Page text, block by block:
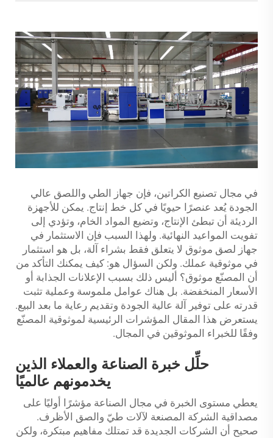
في مجال تصنيع الكراتين، فإن جهاز الطي واللصق عالي
الجودة يُعد عنصرًا حيويًا في كل خط إنتاج. يمكن للأجهزة
الرديئة أن تبطئ الإنتاج، وتضيع المواد الخام، وتؤدي إلى
تفويت المواعيد النهائية. ولهذا السبب فإن الاستثمار في
جهاز لصق موثوق لا يتعلق فقط بشراء آلة، بل هو استثمار
في موثوقية عملك. ولكن السؤال هو: كيف يمكنك التأكد من
أن المصنّع موثوق؟ أليس ذلك بسبب الإعلانات الجذابة أو
الأسعار المنخفضة. بل هناك عوامل ملموسة وعملية تثبت
قدرته على توفير آلة عالية الجودة وتقديم رعاية ما بعد البيع.
يستعرض هذا المقال المؤشرات الرئيسية لموثوقية المصنّع
وفقًا للخبراء الموثوقين في المجال.
حلِّل خبرة الصناعة والعملاء الذين
يخدمونهم عالميًا
يعطي مستوى الخبرة في مجال الصناعة مؤشرًا أوليًا على
مصداقية الشركة المصنعة لآلات طيّ والصق الأظرف.
صحيح أن الشركات الجديدة قد تمتلك مفاهيم مبتكرة، ولكن